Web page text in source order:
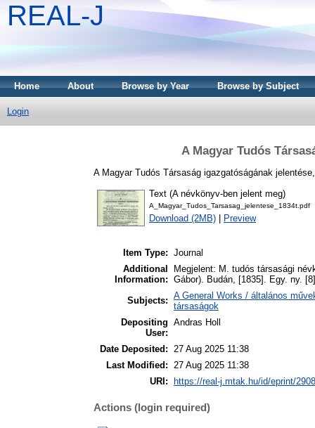
REAL-J
Home About Browse by Year Browse by Subject
Login
A Magyar Tudós
A Magyar Tudós Társaság igazgatóságának
Text (A névkönyv-ben jelent meg)
A_Magyar_Tudos_Tarsasag_jelentese_1834t.pdf
Download (2MB) Preview
Item Type: Journal
Additional
Information:
Megjelent: M. tudós társasági
Gábor). Budán, [1835]. Egy. ny.
Subjects: A General Works / általános
társaságok
Depositing
User:
Andras Holl
Date Deposited: 27 Aug 2025 11:38
Last Modified: 27 Aug 2025 11:38
URI:
https://real-j.mtak.hu/id/eprint/
Actions (login required)